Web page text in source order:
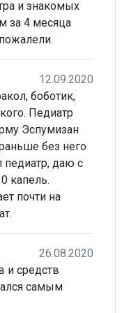
або миючими
або до будь-якої з
засобами та інші види
на порушення з боку
клінічне обстеження.
Пацієнтам із
фруктози не слід
пацієнтам із
годування груддю.
та годування груддю не
симетикону незначний.
період вагітності та
и знакомых
за 4 месяца
12.09.2020
боботик,
Педиатр
Эспумизан
без него
педиатр, даю с
капель.
почти на
26.08.2020
и средств
самым